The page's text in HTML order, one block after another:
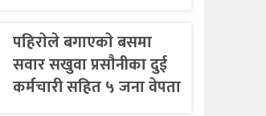
पहिराेले बगाएकाे बसमा
सवार सखुवा प्रसाैनीका दुई
कर्मचारी सहित ५ जना वेपता